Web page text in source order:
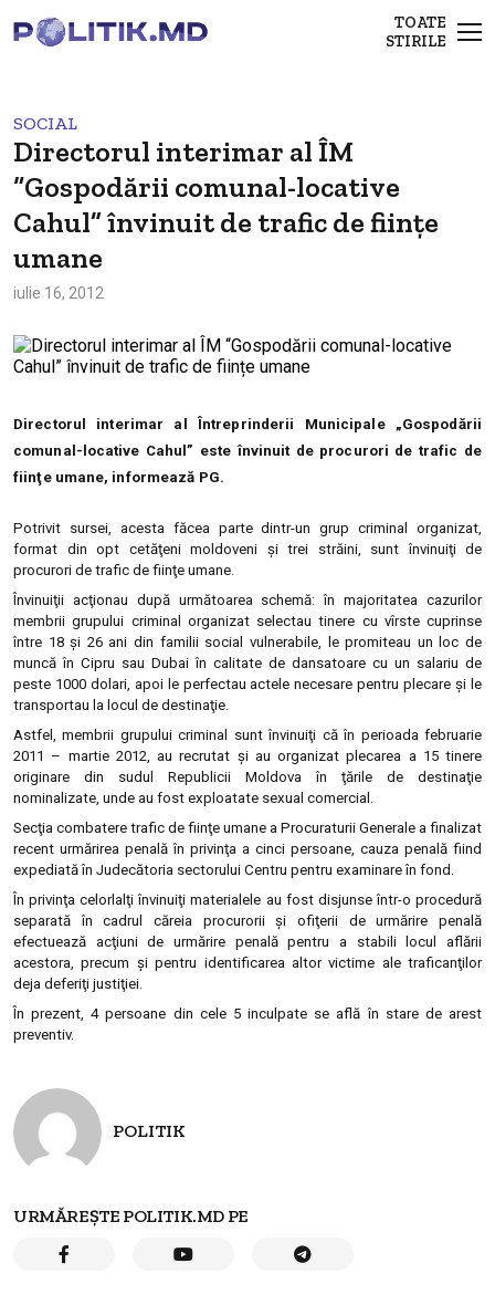
TOATE
STIRILE
SOCIAL
Directorul interimar al ÎM
“Gospodării comunal-locative
Cahul” învinuit de trafic de ființe
umane
iulie 16, 2012
Directorul interimar al Întreprinderii Municipale „Gospodării
comunal-locative Cahul” este învinuit de procurori de trafic de
fiinţe umane, informează PG.
Potrivit sursei, acesta făcea parte dintr-un grup criminal organizat,
format din opt cetăţeni moldoveni şi trei străini, sunt învinuiţi de
procurori de trafic de fiinţe umane.
Învinuiţii acţionau după următoarea schemă: în majoritatea cazurilor
membrii grupului criminal organizat selectau tinere cu vîrste cuprinse
între 18 şi 26 ani din familii social vulnerabile, le promiteau un loc de
muncă în Cipru sau Dubai în calitate de dansatoare cu un salariu de
peste 1000 dolari, apoi le perfectau actele necesare pentru plecare şi le
transportau la locul de destinaţie.
Astfel, membrii grupului criminal sunt învinuiţi că în perioada februarie
2011 – martie 2012, au recrutat şi au organizat plecarea a 15 tinere
originare din sudul Republicii Moldova în ţările de destinaţie
nominalizate, unde au fost exploatate sexual comercial.
Secţia combatere trafic de fiinţe umane a Procuraturii Generale a finalizat
recent urmărirea penală în privinţa a cinci persoane, cauza penală fiind
expediată în Judecătoria sectorului Centru pentru examinare în fond.
În privinţa celorlalţi învinuiţi materialele au fost disjunse într-o procedură
separată în cadrul căreia procurorii şi ofiţerii de urmărire penală
efectuează acţiuni de urmărire penală pentru a stabili locul aflării
acestora, precum şi pentru identificarea altor victime ale traficanţilor
deja deferiţi justiţiei.
În prezent, 4 persoane din cele 5 inculpate se află în stare de arest
preventiv.
POLITIK
URMĂREȘTE POLITIK.MD PE